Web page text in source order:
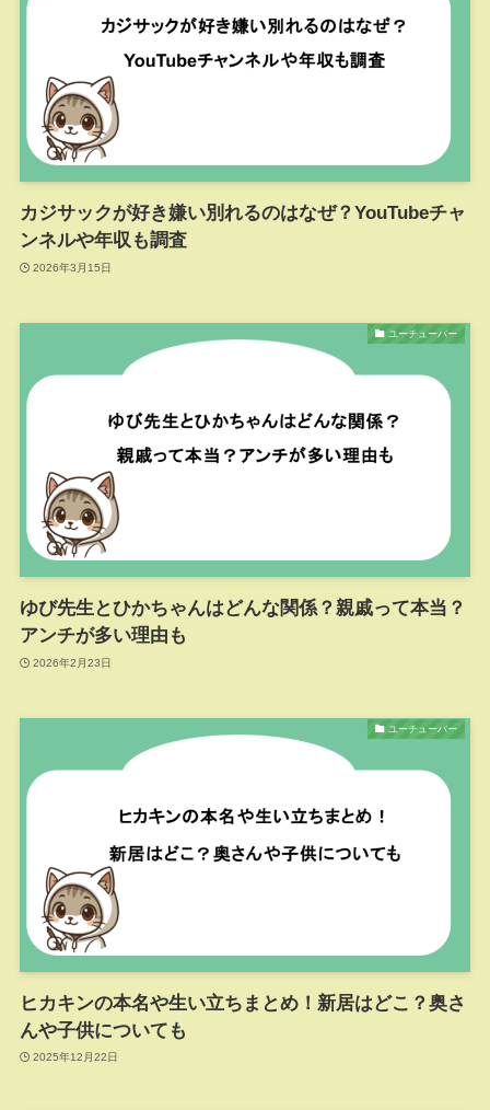
カジサックが好き嫌い別れるのはなぜ？YouTubeチャ
ンネルや年収も調査
2026年3月15日
ユーチューバー
ゆび先生とひかちゃんはどんな関係？親戚って本当？
アンチが多い理由も
2026年2月23日
ユーチューバー
ヒカキンの本名や生い立ちまとめ！新居はどこ？奥さ
んや子供についても
2025年12月22日